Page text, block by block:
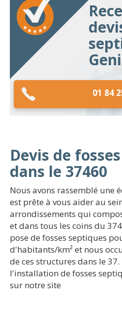
01 84
Devis de
dans le 37460
Nous avons rassemblé une
est prête à vous aider au
arrondissements qui
et dans tous les coins du
pose de fosses septiques
d'habitants/km² et nous
de ces structures dans le
l'installation de fosses
sur notre site